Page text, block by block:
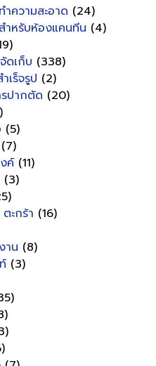
ความสะอาด (24)
หรับห้องแคนทีน (4)
ดเก็บ (338)
เร็จรูป (2)
ปากตัด (20)
(5)
(7)
ค์ (11)
(3)
ะกร้า (16)
าน (8)
(3)